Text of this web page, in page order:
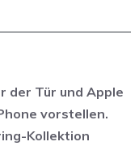
der Tür und Apple
vorstellen.
Kollektion